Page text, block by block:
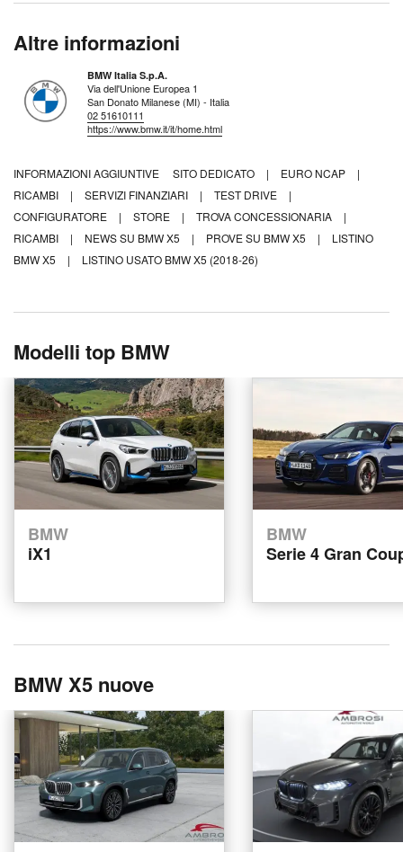
Altre informazioni
BMW Italia S.p.A.
Via dell'Unione Europea 1
San Donato Milanese (MI) - Italia
02 51610111
https://www.bmw.it/it/home.html
INFORMAZIONI AGGIUNTIVE SITO DEDICATO | EURO NCAP
|
RICAMBI
| SERVIZI FINANZIARI | TEST DRIVE
|
CONFIGURATORE
| STORE | TROVA CONCESSIONARIA
|
RICAMBI
| NEWS SU BMW X5 | PROVE SU BMW X5 |
LISTINO
BMW X5
| LISTINO USATO BMW X5 (2018-26)
Modelli top BMW
BMW
iX1
BMW
Serie 4 Gran
BMW X5 nuove